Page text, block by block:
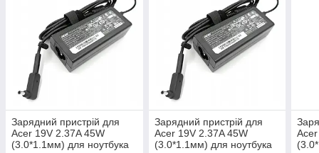
Зарядний пристрій для
Acer 19V 2.37A 45W
(3.0*1.1мм) для ноутбука
Зарядний пристрій для
Acer 19V 2.37A 45W
(3.0*1.1мм) для ноутбука